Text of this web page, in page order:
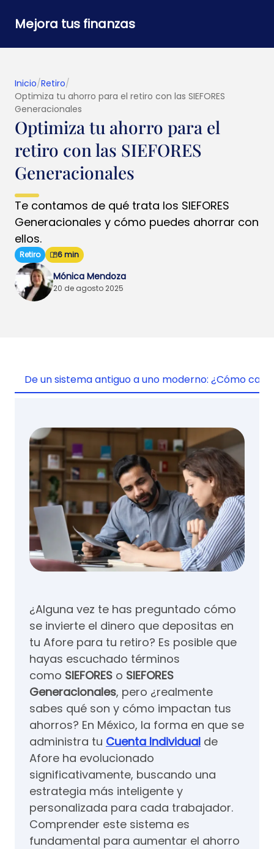
Mejora tus finanzas
Inicio/Retiro/
Optimiza tu ahorro para el retiro con las SIEFORES
Generacionales
Optimiza tu ahorro para el
retiro con las SIEFORES
Generacionales
Te contamos de qué trata los SIEFORES
Generacionales y cómo puedes ahorrar con
ellos.
Retiro 6 min
Mónica Mendoza
20 de agosto 2025
De un sistema antiguo a uno moderno: ¿Cómo
¿Alguna vez te has preguntado cómo
se invierte el dinero que depositas en
tu Afore para tu retiro? Es posible que
hayas escuchado términos
como SIEFORES o SIEFORES
Generacionales, pero ¿realmente
sabes qué son y cómo impactan tus
ahorros? En México, la forma en que se
administra tu Cuenta Individual de
Afore ha evolucionado
significativamente, buscando una
estrategia más inteligente y
personalizada para cada trabajador.
Comprender este sistema es
fundamental para aumentar el ahorro